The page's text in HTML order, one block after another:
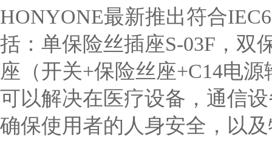
HONYONE最新推出符合
括：单保险丝插座S-03F，双
座（开关+保险丝座+C14电
可以解决在医疗设备，通信
确保使用者的人身安全，以